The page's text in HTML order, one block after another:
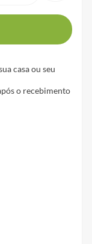
casa ou seu
o recebimento